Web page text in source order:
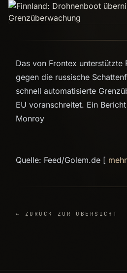
Das von Frontex unterstützte
gegen die russische
schnell automatisierte
EU voranschreitet. Ein
Monroy
Quelle: Feed/Golem.de [ mehr
← ZURÜCK ZUR ÜBERSICHT